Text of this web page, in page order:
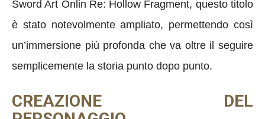
Sword Art Onlin Re: Hollow Fragment, questo titolo
è stato notevolmente ampliato, permettendo così
un’immersione più profonda che va oltre il seguire
semplicemente la storia punto dopo punto.
CREAZIONE DEL